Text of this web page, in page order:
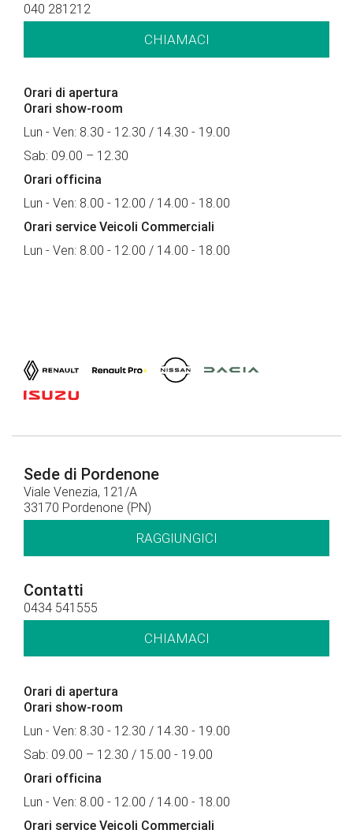
040 281212
CHIAMACI
Orari di apertura
Orari show-room
Lun - Ven: 8.30 - 12.30 / 14.30 - 19.00
Sab: 09.00 – 12.30
Orari officina
Lun - Ven: 8.00 - 12.00 / 14.00 - 18.00
Orari service Veicoli Commerciali
Lun - Ven: 8.00 - 12.00 / 14.00 - 18.00
Sede di Pordenone
Viale Venezia, 121/A
33170 Pordenone (PN)
RAGGIUNGICI
Contatti
0434 541555
CHIAMACI
Orari di apertura
Orari show-room
Lun - Ven: 8.30 - 12.30 / 14.30 - 19.00
Sab: 09.00 – 12.30 / 15.00 - 19.00
Orari officina
Lun - Ven: 8.00 - 12.00 / 14.00 - 18.00
Orari service Veicoli Commerciali